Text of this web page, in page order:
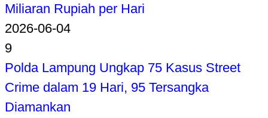
Miliaran Rupiah per Hari
2026-06-04
9
Polda Lampung Ungkap 75 Kasus Street
Crime dalam 19 Hari, 95 Tersangka
Diamankan